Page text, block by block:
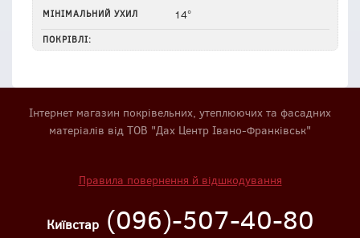
МІНІМАЛЬНИЙ УХИЛ
ПОКРІВЛІ:
14°
Інтернет магазин покрівельних, утеплюючих та фасадних
матеріалів від ТОВ "Дах Центр Івано-Франківськ"
Правила повернення й відшкодування
Київстар(096)-507-40-80